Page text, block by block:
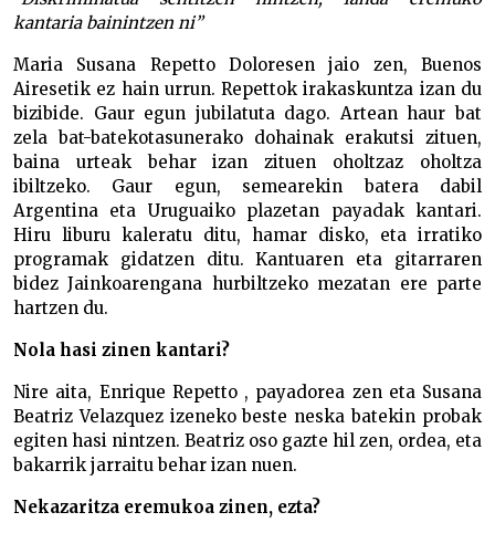
kantaria bainintzen ni”
Maria Susana Repetto Doloresen jaio zen, Buenos
Airesetik ez hain urrun. Repettok irakaskuntza izan du
bizibide. Gaur egun jubilatuta dago. Artean haur bat
zela bat-batekotasunerako dohainak erakutsi zituen,
baina urteak behar izan zituen oholtzaz oholtza
ibiltzeko. Gaur egun, semearekin batera dabil
Argentina eta Uruguaiko plazetan payadak kantari.
Hiru liburu kaleratu ditu, hamar disko, eta irratiko
programak gidatzen ditu. Kantuaren eta gitarraren
bidez Jainkoarengana hurbiltzeko mezatan ere parte
hartzen du.
Nola hasi zinen kantari?
Nire aita, Enrique Repetto , payadorea zen eta Susana
Beatriz Velazquez izeneko beste neska batekin probak
egiten hasi nintzen. Beatriz oso gazte hil zen, ordea, eta
bakarrik jarraitu behar izan nuen.
Nekazaritza eremukoa zinen, ezta?